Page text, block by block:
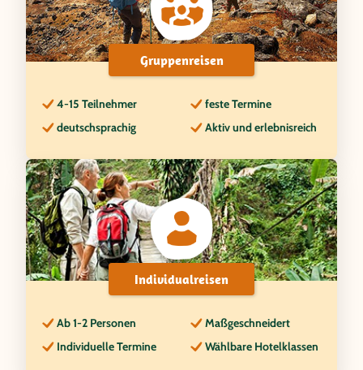
Gruppenreisen
4-15 Teilnehmer
feste Termine
deutschsprachig
Aktiv und erlebnisreich
Individualreisen
Ab 1-2 Personen
Maßgeschneidert
Individuelle Termine
Wählbare Hotelklassen